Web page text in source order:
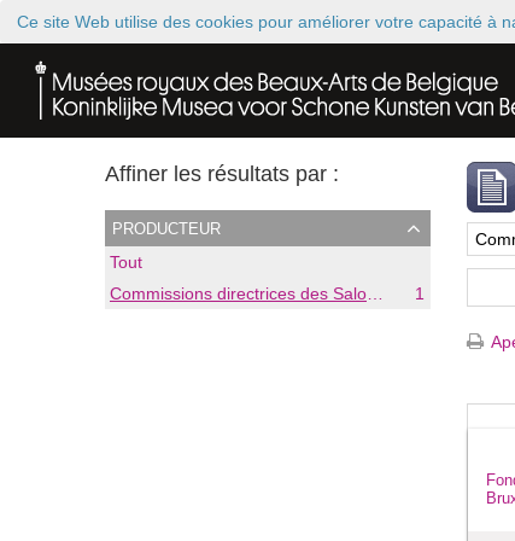
Ce site Web utilise des cookies pour améliorer votre capacité à
Affiner les résultats par :
producteur
Tout
1